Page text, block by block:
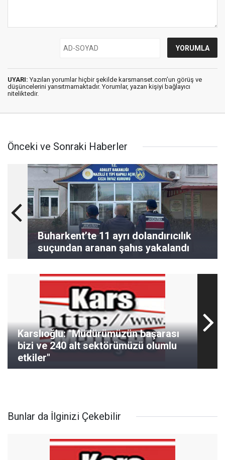
UYARI: Yazılan yorumlar hiçbir şekilde karsmanset.com’un görüş ve
düşüncelerini yansıtmamaktadır. Yorumlar, yazan kişiyi bağlayıcı
niteliktedir.
Önceki ve Sonraki Haberler
Buharkent’te 11 ayrı dolandırıcılık
suçundan aranan şahıs yakalandı
Karslıoğlu: "Müdürümüzün başarası
bizi ve 240 alt sektörümüzü olumlu
etkiler"
Bunlar da İlginizi Çekebilir